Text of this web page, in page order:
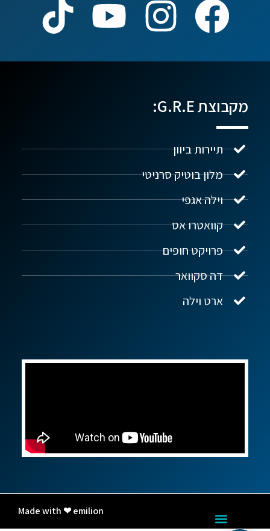
מקבוצת G.R.E:
תיירות ביוון
מלון בוטיק סרניטי
וילה אגפי
קוואטרו אס
פרויקט חופים
דה סקוואר
ארט וילה
Made with ❤ emilion
נדל"ן ביוון G.R.E
שלום! איך אפשר לעזור?